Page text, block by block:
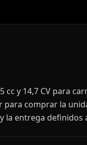
y 14,7 CV para
comprar la
la entrega definidos